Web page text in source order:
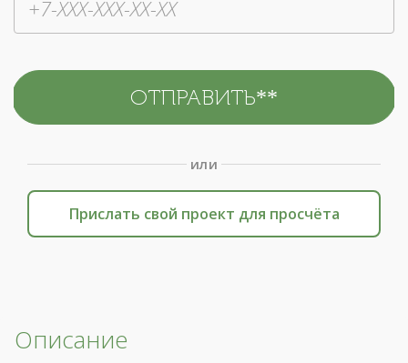
или
Прислать свой проект для просчёта
Описание